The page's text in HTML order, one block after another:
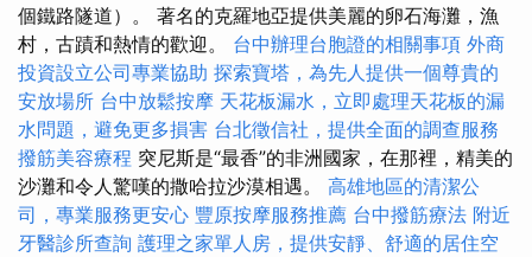
個鐵路隧道）。 著名的克羅地亞提供美麗的卵石海灘，漁
村，古蹟和熱情的歡迎。 台中辦理台胞證的相關事項 外商
投資設立公司專業協助 探索寶塔，為先人提供一個尊貴的
安放場所 台中放鬆按摩 天花板漏水，立即處理天花板的漏
水問題，避免更多損害 台北徵信社，提供全面的調查服務
撥筋美容療程 突尼斯是“最香”的非洲國家，在那裡，精美的
沙灘和令人驚嘆的撒哈拉沙漠相遇。 高雄地區的清潔公
司，專業服務更安心 豐原按摩服務推薦 台中撥筋療法 附近
牙醫診所查詢 護理之家單人房，提供安靜、舒適的居住空